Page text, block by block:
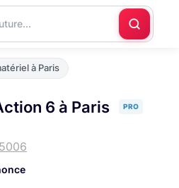
à Paris
6 à Paris PRO